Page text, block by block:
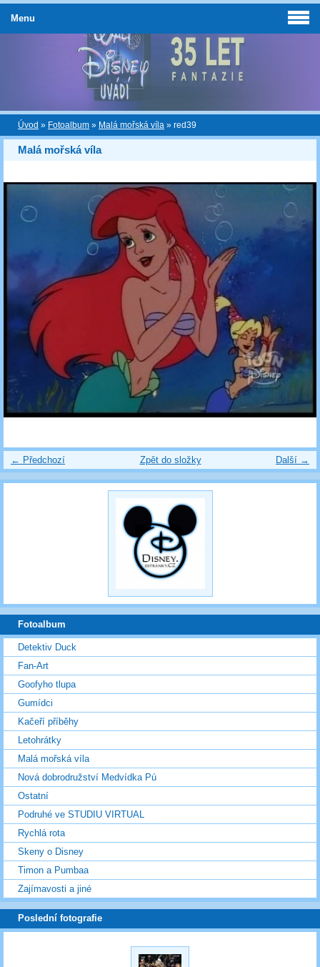
Úvod » Fotoalbum » Malá mořská víla » red39
Malá mořská víla
← Předchozí Další →
Zpět do složky
Menu
Fotoalbum
Detektiv Duck
Fan-Art
Goofyho tlupa
Gumídci
Kačeří příběhy
Letohrátky
Malá mořská víla
Nová dobrodružství Medvídka Pú
Ostatní
Podruhé ve STUDIU VIRTUAL
Rychlá rota
Skeny o Disney
Timon a Pumbaa
Zajímavosti a jiné
Poslední fotografie